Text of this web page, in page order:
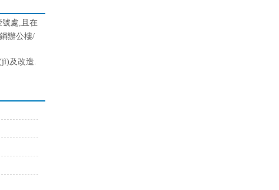
號處, 且在
辦公樓/
及改造.